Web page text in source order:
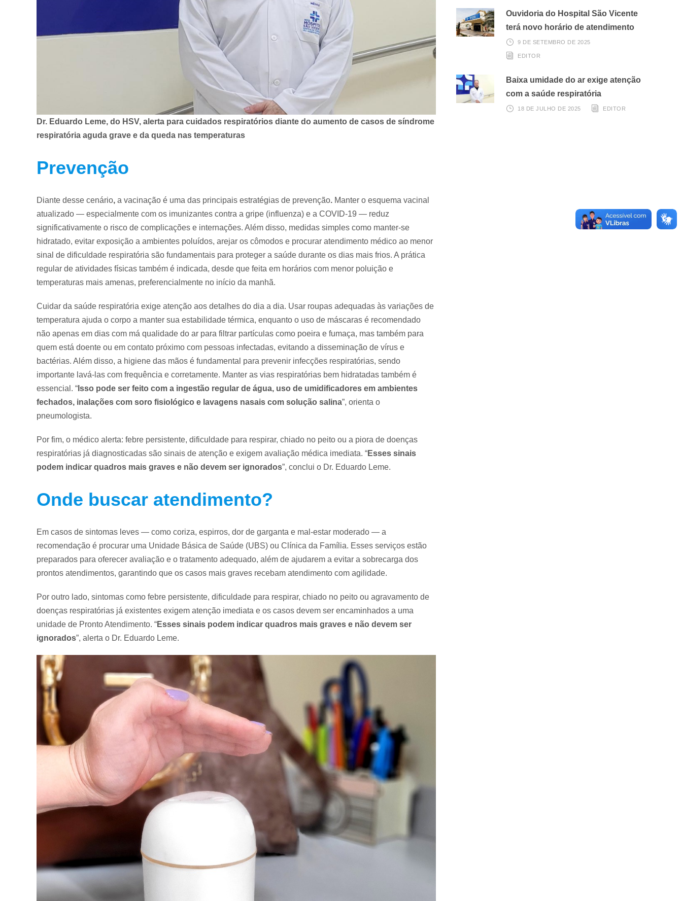
Dr. Eduardo Leme, do HSV, alerta para cuidados respiratórios diante do aumento de casos de síndrome
respiratória aguda grave e da queda nas temperaturas
Prevenção
Diante desse cenário, a vacinação é uma das principais estratégias de prevenção. Manter o esquema vacinal
atualizado — especialmente com os imunizantes contra a gripe (influenza) e a COVID-19 — reduz
significativamente o risco de complicações e internações. Além disso, medidas simples como manter-se
hidratado, evitar exposição a ambientes poluídos, arejar os cômodos e procurar atendimento médico ao menor
sinal de dificuldade respiratória são fundamentais para proteger a saúde durante os dias mais frios. A prática
regular de atividades físicas também é indicada, desde que feita em horários com menor poluição e
temperaturas mais amenas, preferencialmente no início da manhã.
Cuidar da saúde respiratória exige atenção aos detalhes do dia a dia. Usar roupas adequadas às variações de
temperatura ajuda o corpo a manter sua estabilidade térmica, enquanto o uso de máscaras é recomendado
não apenas em dias com má qualidade do ar para filtrar partículas como poeira e fumaça, mas também para
quem está doente ou em contato próximo com pessoas infectadas, evitando a disseminação de vírus e
bactérias. Além disso, a higiene das mãos é fundamental para prevenir infecções respiratórias, sendo
importante lavá-las com frequência e corretamente. Manter as vias respiratórias bem hidratadas também é
essencial. “ Isso pode ser feito com a ingestão regular de água, uso de umidificadores em ambientes
fechados, inalações com soro fisiológico e lavagens nasais com solução salina”, orienta o
pneumologista.
Por fim, o médico alerta: febre persistente, dificuldade para respirar, chiado no peito ou a piora de doenças
respiratórias já diagnosticadas são sinais de atenção e exigem avaliação médica imediata. “Esses sinais
podem indicar quadros mais graves e não devem ser ignorados”, conclui o Dr. Eduardo Leme.
Onde buscar atendimento?
Em casos de sintomas leves — como coriza, espirros, dor de garganta e mal-estar moderado — a
recomendação é procurar uma Unidade Básica de Saúde (UBS) ou Clínica da Família. Esses serviços estão
preparados para oferecer avaliação e o tratamento adequado, além de ajudarem a evitar a sobrecarga dos
prontos atendimentos, garantindo que os casos mais graves recebam atendimento com agilidade.
Por outro lado, sintomas como febre persistente, dificuldade para respirar, chiado no peito ou agravamento de
doenças respiratórias já existentes exigem atenção imediata e os casos devem ser encaminhados a uma
unidade de Pronto Atendimento. “Esses sinais podem indicar quadros mais graves e não devem ser
ignorados”, alerta o Dr. Eduardo Leme.
Ouvidoria do Hospital São Vicente
terá novo horário de atendimento
9 DE SETEMBRO DE 2025
EDITOR
Baixa umidade do ar exige atenção
com a saúde respiratória
18 DE JULHO DE 2025 EDITOR